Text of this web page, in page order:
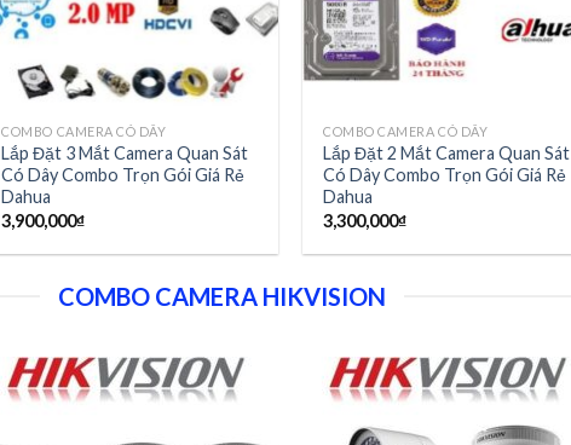
COMBO CAMERA CÓ DÂY
Lắp Đặt 3 Mắt Camera Quan Sát
Có Dây Combo Trọn Gói Giá Rẻ
Dahua
3,900,000₫
COMBO CAMERA CÓ DÂY
Lắp Đặt 2 Mắt Camera Quan Sát
Có Dây Combo Trọn Gói Giá Rẻ
Dahua
3,300,000₫
COMBO CAMERA HIKVISION